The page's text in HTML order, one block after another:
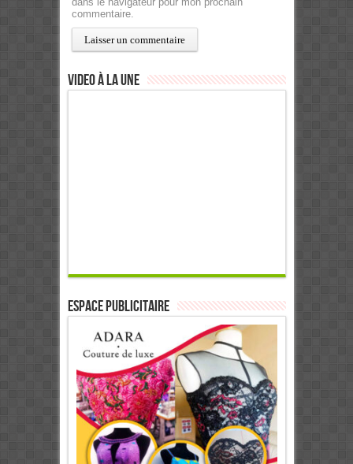
commentaire.
Video à la Une
ESPACE PUBLICITAIRE